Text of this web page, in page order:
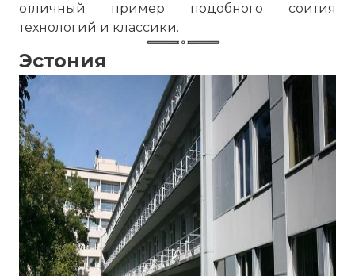
отличный пример подобного соития
технологий и классики.
Эстония